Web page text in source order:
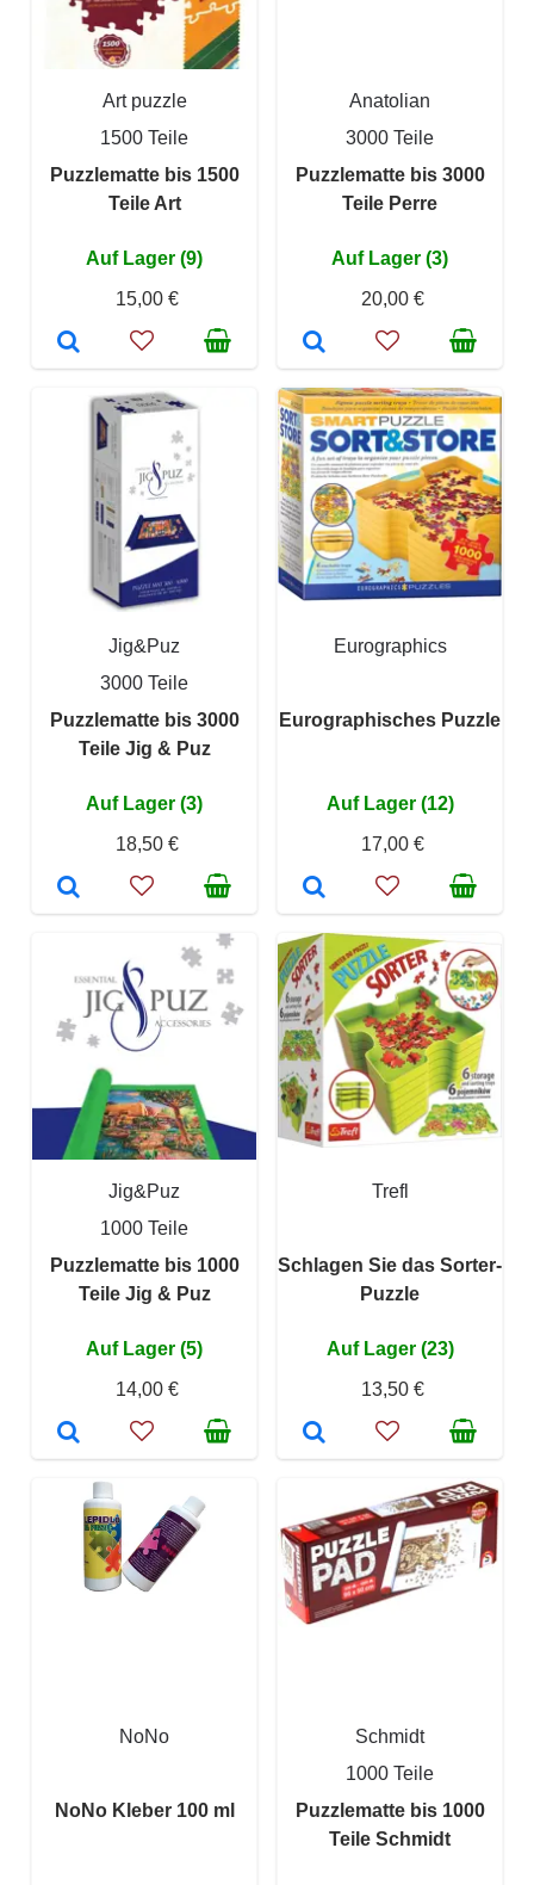
Art puzzle
1500 Teile
Puzzlematte bis 1500
Teile Art
Auf Lager (9)
15,00 €
Anatolian
3000 Teile
Puzzlematte bis 3000
Teile Perre
Auf Lager (3)
20,00 €
Jig&Puz
3000 Teile
Puzzlematte bis 3000
Teile Jig & Puz
Auf Lager (3)
18,50 €
Eurographics
Eurographisches Puzzle
Auf Lager (12)
17,00 €
Jig&Puz
1000 Teile
Puzzlematte bis 1000
Teile Jig & Puz
Auf Lager (5)
14,00 €
Trefl
Schlagen Sie das Sorter-
Puzzle
Auf Lager (23)
13,50 €
NoNo
NoNo Kleber 100 ml
Schmidt
1000 Teile
Puzzlematte bis 1000
Teile Schmidt